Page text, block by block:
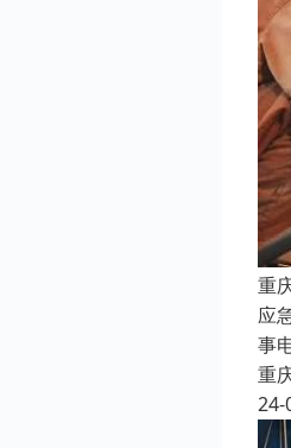
重
应
事
重
24-